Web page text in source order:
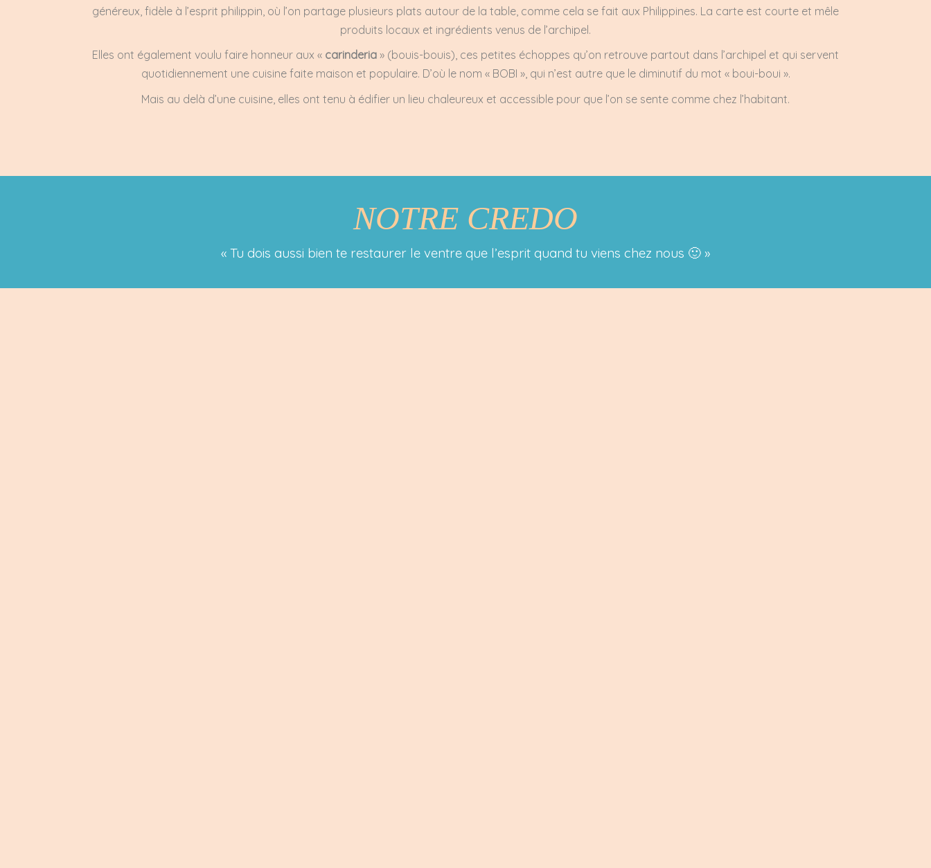
généreux, fidèle à l’esprit philippin, où l’on partage plusieurs plats autour de la table, comme cela se fait aux Philippines. La carte est courte et mêle
produits locaux et ingrédients venus de l’archipel.
Elles ont également voulu faire honneur aux « carinderia » (bouis-bouis), ces petites échoppes qu’on retrouve partout dans l’archipel et qui servent
quotidiennement une cuisine faite maison et populaire. D’où le nom « BOBI », qui n’est autre que le diminutif du mot « boui-boui ».
Mais au delà d’une cuisine, elles ont tenu à édifier un lieu chaleureux et accessible pour que l’on se sente comme chez l’habitant.
NOTRE CREDO
« Tu dois aussi bien te restaurer le ventre que l’esprit quand tu viens chez nous 🙂 »